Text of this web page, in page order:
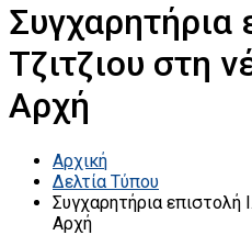
Συγχαρητήρια
Τζιτζιου στη
Αρχή
Αρχική
Δελτία Τύπου
Συγχαρητήρια επιστολή
Αρχή